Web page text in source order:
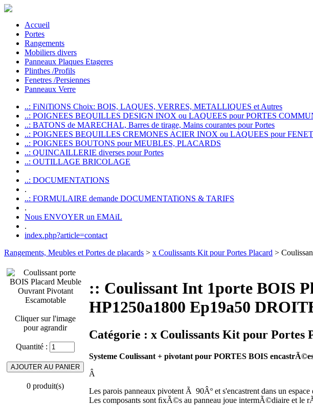
Accueil
Portes
Rangements
Mobiliers divers
Panneaux Plaques Etageres
Plinthes /Profils
Fenetres /Persiennes
Panneaux Verre
..: FiNiTiONS Choix: BOIS, LAQUES, VERRES, METALLIQUES et Autres
..: POIGNEES BEQUILLES DESIGN INOX ou LAQUEES pour PORTES
..: BATONS de MARECHAL, Barres de tirage, Mains courantes pour Portes
..: POIGNEES BEQUILLES CREMONES ACIER INOX ou LAQUEES pour
..: POIGNEES BOUTONS pour MEUBLES, PLACARDS
..: QUINCAILLERIE diverses pour Portes
..: OUTILLAGE BRICOLAGE
..: DOCUMENTATIONS
.
..: FORMULAIRE demande DOCUMENTATiONS & TARIFS
.
Nous ENVOYER un EMAiL
.
index.php?article=contact
Rangements, Meubles et Portes de placards > x Coulissants Kit pour Portes Placard >
Cliquer sur l'image
pour agrandir
Quantité :
0 produit(s)
:: Coulissant Int 1porte BOIS
HP1250a1800 Ep19a50
Catégorie : x Coulissants Kit pour Portes
Systeme Coulissant + pivotant pour PORTES BOIS
Â
Les parois panneaux pivotent Ã 90Âº et s'encastrent dans un
Les composants sont ﬁxÃ©s au panneau joue intermÃ©diaire et le